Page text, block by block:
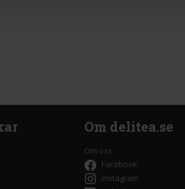
Om delitea.se
Om oss
Facebook
Instagram